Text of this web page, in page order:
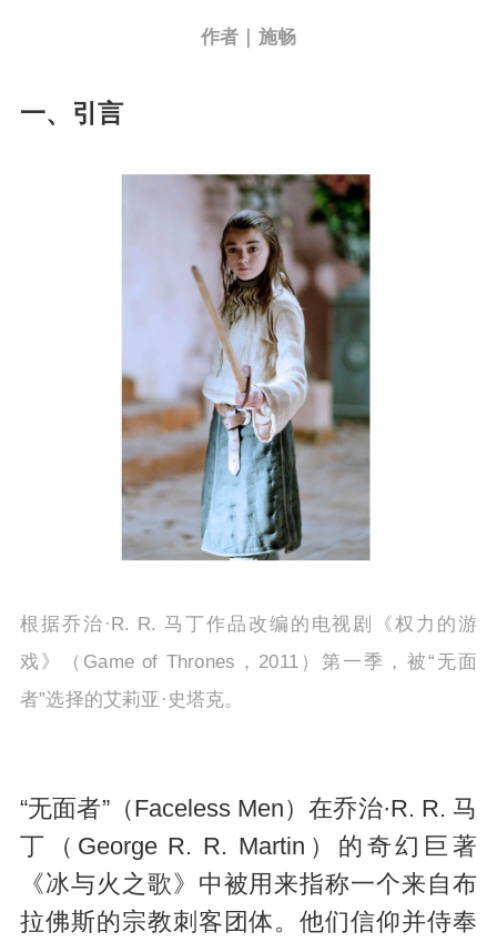
作者｜施畅
一、引言
根据乔治·R. R. 马丁作品改编的电视剧《权力的游
戏》（Game of Thrones，2011）第一季，被“无面
者”选择的艾莉亚·史塔克。
“无面者”（Faceless Men）在乔治·R. R. 马
丁（George R. R. Martin）的奇幻巨著
《冰与火之歌》中被用来指称一个来自布
拉佛斯的宗教刺客团体。他们信仰并侍奉